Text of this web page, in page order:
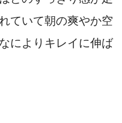
ていて朝の爽やか空
によりキレイに伸ば